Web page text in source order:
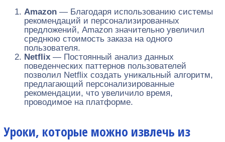
Amazon — Благодаря использованию системы
рекомендаций и персонализированных
предложений, Amazon значительно увеличил
среднюю стоимость заказа на одного
пользователя.
Netflix — Постоянный анализ данных
поведенческих паттернов пользователей
позволил Netflix создать уникальный алгоритм,
предлагающий персонализированные
рекомендации, что увеличило время,
проводимое на платформе.
Уроки, которые можно извлечь из